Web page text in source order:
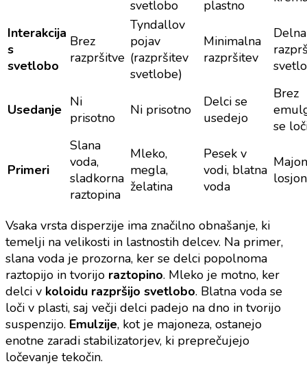
svetlobo plastno
Interakcija
s
svetlobo
Brez
razpršitve
Tyndallov
pojav
(razpršitev
svetlobe)
Minimalna
razpršitev
Delna
Usedanje Ni
prisotno
Ni prisotno
Delci se
usedejo
Brez
se
Primeri
Slana
voda,
sladkorna
raztopina
Mleko,
megla,
želatina
Pesek v
vodi, blatna
voda
losjon
Vsaka vrsta disperzije ima značilno obnašanje, ki
temelji na velikosti in lastnostih delcev. Na primer,
slana voda je prozorna, ker se delci popolnoma
raztopijo in tvorijo raztopino. Mleko je motno, ker
delci v koloidu razpršijo svetlobo. Blatna voda se
loči v plasti, saj večji delci padejo na dno in tvorijo
suspenzijo. Emulzije, kot je majoneza, ostanejo
enotne zaradi stabilizatorjev, ki preprečujejo
ločevanje tekočin.